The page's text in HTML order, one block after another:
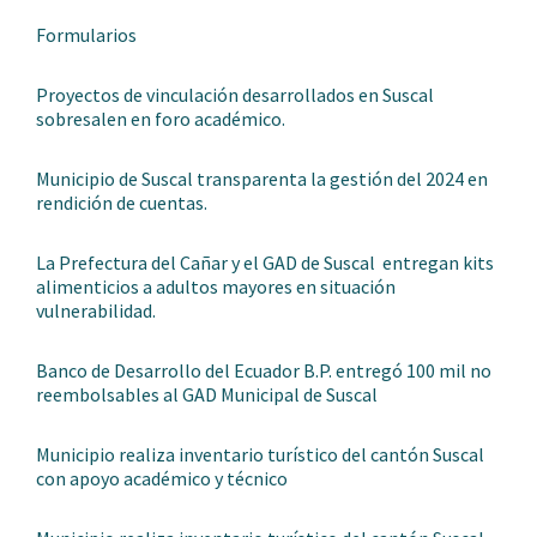
Formularios
Proyectos de vinculación desarrollados en Suscal
sobresalen en foro académico.
Municipio de Suscal transparenta la gestión del 2024 en
rendición de cuentas.
La Prefectura del Cañar y el GAD de Suscal entregan kits
alimenticios a adultos mayores en situación
vulnerabilidad.
Banco de Desarrollo del Ecuador B.P. entregó 100 mil no
reembolsables al GAD Municipal de Suscal
Municipio realiza inventario turístico del cantón Suscal
con apoyo académico y técnico